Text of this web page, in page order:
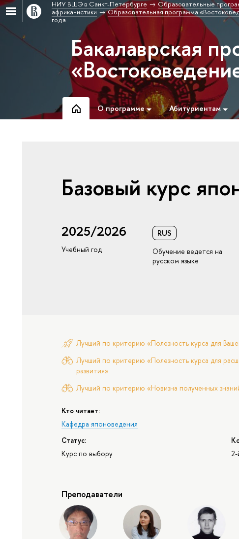
НИУ ВШЭ в Санкт-Петербурге Образовательные
африканистики
Образовательная программа
года
Бакалаврская
О программе Абитуриентам
Базовый курс
2025/2026
Учебный год
RUS
Обучение ведется на
русском языке
Лучший по критерию «Полезность курса для
Лучший по критерию «Полезность курса для
развития»
Лучший по критерию «Новизна полученных
Кто читает:
Кафедра японоведения
Статус:
Курс по выбору
Преподаватели